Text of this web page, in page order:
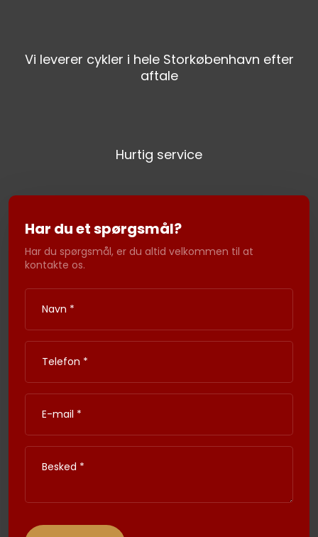
Vi leverer cykler i hele Storkøbenhavn efter
aftale
Hurtig service
Ha​r du et spørgsmål?​
Har du spørgsmål, er du altid velkommen til at
kontakte os.